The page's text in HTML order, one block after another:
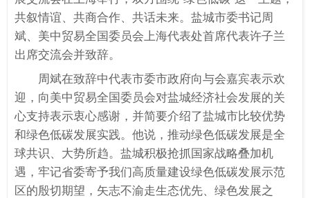
共叙情谊、共商合作、共话未来。盐城市委书记周
斌、美中贸易全国委员会上海代表处首席代表许子兰
出席交流会并致辞。
周斌在致辞中代表市委市政府向与会嘉宾表示欢
迎，向美中贸易全国委员会对盐城经济社会发展的关
心支持表示衷心感谢，并简要介绍了盐城市比较优势
和绿色低碳发展实践。他说，推动绿色低碳发展是全
球共识、大势所趋。盐城积极抢抓国家战略叠加机
遇，牢记省委寄予我们高质量建设绿色低碳发展示范
区的殷切期望，矢志不渝走生态优先、绿色发展之